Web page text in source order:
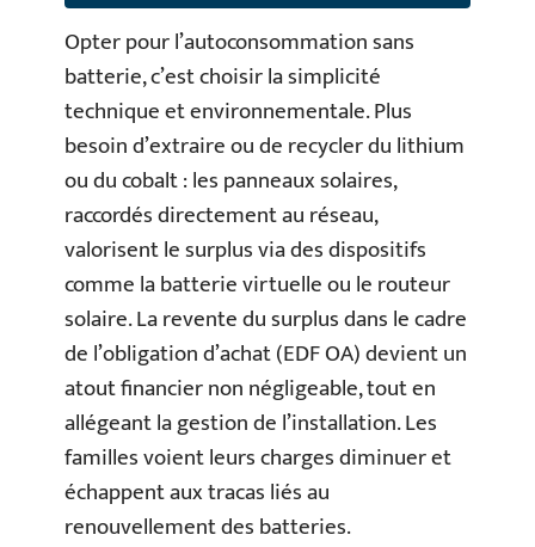
Opter pour l’autoconsommation sans
batterie, c’est choisir la simplicité
technique et environnementale. Plus
besoin d’extraire ou de recycler du lithium
ou du cobalt : les panneaux solaires,
raccordés directement au réseau,
valorisent le surplus via des dispositifs
comme la batterie virtuelle ou le routeur
solaire. La revente du surplus dans le cadre
de l’obligation d’achat (EDF OA) devient un
atout financier non négligeable, tout en
allégeant la gestion de l’installation. Les
familles voient leurs charges diminuer et
échappent aux tracas liés au
renouvellement des batteries.